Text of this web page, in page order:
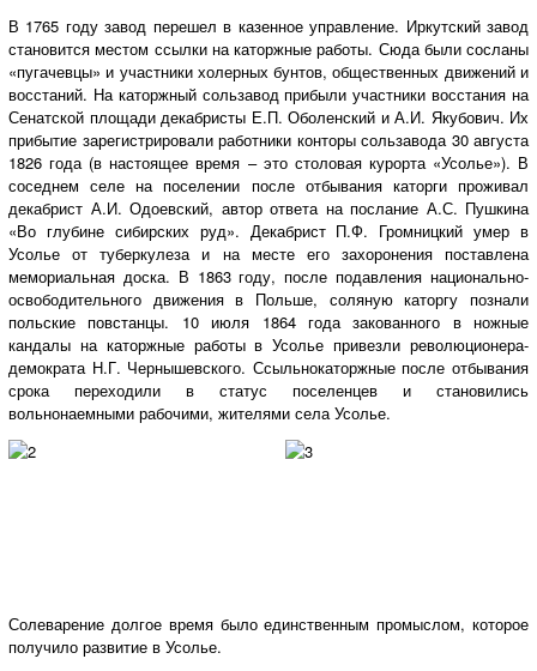
В 1765 году завод перешел в казенное управление. Иркутский завод
становится местом ссылки на каторжные работы. Сюда были сосланы
«пугачевцы» и участники холерных бунтов, общественных движений и
восстаний. На каторжный сользавод прибыли участники восстания на
Сенатской площади декабристы Е.П. Оболенский и А.И. Якубович. Их
прибытие зарегистрировали работники конторы сользавода 30 августа
1826 года (в настоящее время – это столовая курорта «Усолье»). В
соседнем селе на поселении после отбывания каторги проживал
декабрист А.И. Одоевский, автор ответа на послание А.С. Пушкина
«Во глубине сибирских руд». Декабрист П.Ф. Громницкий умер в
Усолье от туберкулеза и на месте его захоронения поставлена
мемориальная доска. В 1863 году, после подавления национально-
освободительного движения в Польше, соляную каторгу познали
польские повстанцы. 10 июля 1864 года закованного в ножные
кандалы на каторжные работы в Усолье привезли революционера-
демократа Н.Г. Чернышевского. Ссыльнокаторжные после отбывания
срока переходили в статус поселенцев и становились
вольнонаемными рабочими, жителями села Усолье.
Солеварение долгое время было единственным промыслом, которое
получило развитие в Усолье.